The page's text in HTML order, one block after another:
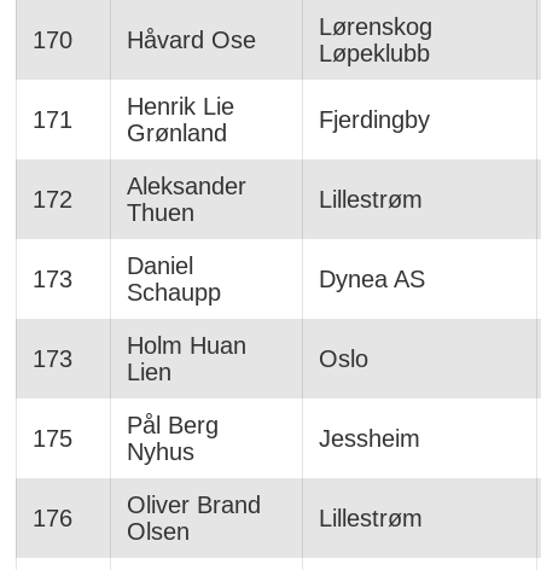
170 Håvard Ose
Lørenskog
Løpeklubb
171
Henrik Lie
Grønland
Fjerdingby
172
Aleksander
Thuen
Lillestrøm
173
Daniel
Schaupp
Dynea AS
173
Holm Huan
Lien
Oslo
175
Pål Berg
Nyhus
Jessheim
176
Oliver Brand
Olsen
Lillestrøm